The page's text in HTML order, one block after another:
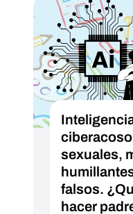
sexuales,
falsos.
hacer